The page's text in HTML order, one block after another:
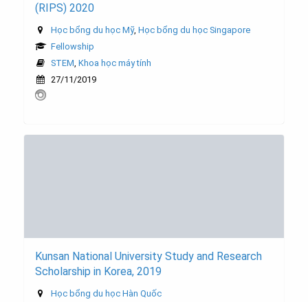
(RIPS) 2020
Học bổng du học Mỹ, Học bổng du học Singapore
Fellowship
STEM Khoa học máy tính
27/11/2019
Kunsan National University Study and Research
Scholarship in Korea, 2019
Học bổng du học Hàn Quốc